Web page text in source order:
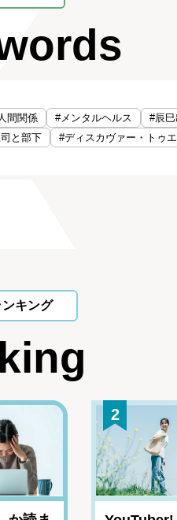
間関係 #メンタルヘルス #辰
と部下 #ディスカヴァー・トゥ
キング
2